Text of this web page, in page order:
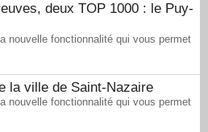
deux TOP 1000 : le Puy-
nouvelle fonctionnalité qui vous permet
la ville de Saint-Nazaire
nouvelle fonctionnalité qui vous permet